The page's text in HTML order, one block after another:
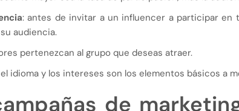
: antes de invitar a un influencer a participar en
audiencia.
pertenezcan al grupo que deseas atraer.
idioma y los intereses son los elementos básicos a
de